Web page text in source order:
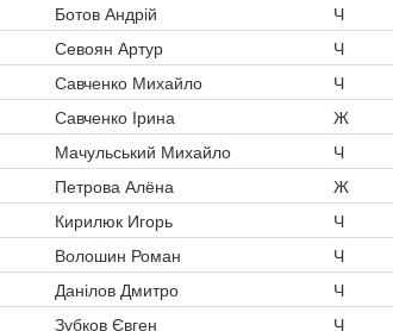
Ботов Андрій Ч
Севоян Артур Ч
Савченко Михайло Ч
Савченко Ірина Ж
Мачульський Михайло Ч
Петрова Алёна Ж
Кирилюк Игорь Ч
Волошин Роман Ч
Данілов Дмитро Ч
Зубков Євген Ч